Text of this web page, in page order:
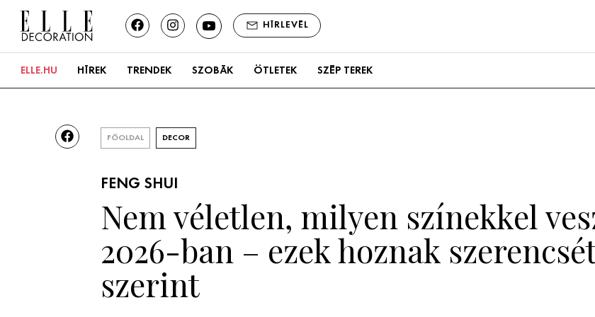
HÍRLEVÉL
ELLE.HU HÍREK TRENDEK SZOBÁK
Hálószoba
Kert és terasz
ÖTLETEK SZÉP TEREK
FŐOLDAL DECOR
FENG SHUI
Nem véletlen, milyen színekkel
2026-ban – ezek hoznak
szerint